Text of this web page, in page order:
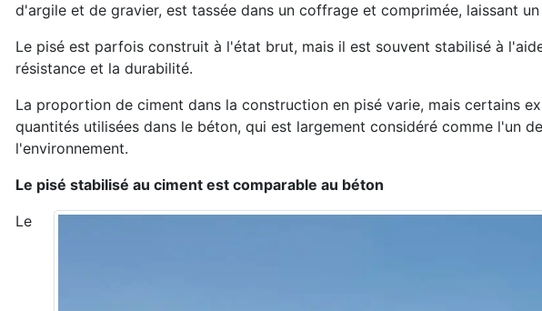
d'argile et de gravier, est tassée dans un coffrage et comprimée, laissant
Le pisé est parfois construit à l'état brut, mais il est souvent stabilisé à
résistance et la durabilité.
La proportion de ciment dans la construction en pisé varie, mais certains
quantités utilisées dans le béton, qui est largement considéré comme l'un
l'environnement.
Le pisé stabilisé au ciment est comparable au béton
Le